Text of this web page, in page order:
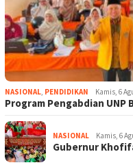
NASIONAL, PENDIDIKAN Kamis, 6
Program Pengabdian
NASIONAL Kamis, 6
Gubernur